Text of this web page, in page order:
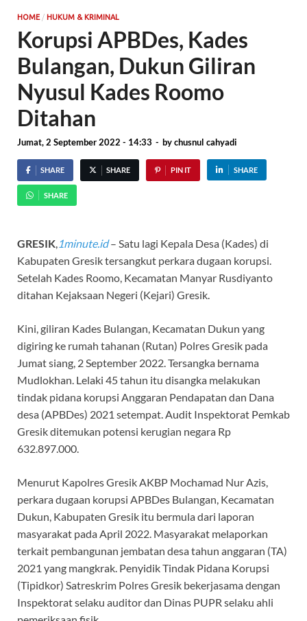
HOME / HUKUM & KRIMINAL
Korupsi APBDes, Kades
Bulangan, Dukun Giliran
Nyusul Kades Roomo
Ditahan
Jumat, 2 September 2022 - 14:33 - bychusnul cahyadi
SHARE SHARE PIN IT SHARE
SHARE
GRESIK, 1minute.id– Satu lagi Kepala Desa (Kades) di
Kabupaten Gresik tersangkut perkara dugaan korupsi.
Setelah Kades Roomo, Kecamatan Manyar Rusdiyanto
ditahan Kejaksaan Negeri (Kejari) Gresik.
Kini, giliran Kades Bulangan, Kecamatan Dukun yang
digiring ke rumah tahanan (Rutan) Polres Gresik pada
Jumat siang, 2 September 2022. Tersangka bernama
Mudlokhan. Lelaki 45 tahun itu disangka melakukan
tindak pidana korupsi Anggaran Pendapatan dan Dana
desa (APBDes) 2021 setempat. Audit Inspektorat Pemkab
Gresik ditemukan potensi kerugian negara Rp
632.897.000.
Menurut Kapolres Gresik AKBP Mochamad Nur Azis,
perkara dugaan korupsi APBDes Bulangan, Kecamatan
Dukun, Kabupaten Gresik itu bermula dari laporan
masyarakat pada April 2022. Masyarakat melaporkan
terkait pembangunan jembatan desa tahun anggaran (TA)
2021 yang mangkrak. Penyidik Tindak Pidana Korupsi
(Tipidkor) Satreskrim Polres Gresik bekerjasama dengan
Inspektorat selaku auditor dan Dinas PUPR selaku ahli